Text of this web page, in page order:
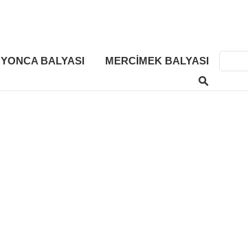
YONCA BALYASI MERCIMEK BALYASI